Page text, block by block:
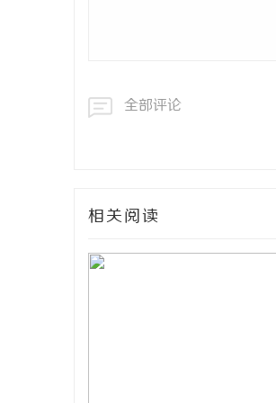
全部评论
相关阅读